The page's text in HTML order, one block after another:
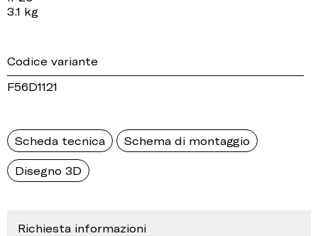
3.1 kg
Codice variante
F56D1121
Scheda tecnica Schema di montaggio
Disegno 3D
Richiesta informazioni